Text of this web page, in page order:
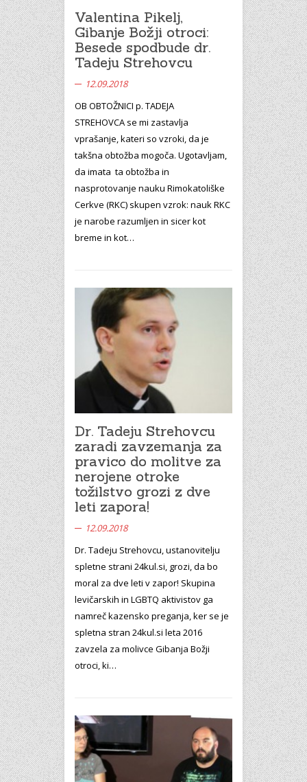
Valentina Pikelj,
Gibanje Božji otroci:
Besede spodbude dr.
Tadeju Strehovcu
12.09.2018
OB OBTOŽNICI p. TADEJA
STREHOVCA se mi zastavlja
vprašanje, kateri so vzroki, da je
takšna obtožba mogoča. Ugotavljam,
da imata ta obtožba in
nasprotovanje nauku Rimokatoliške
Cerkve (RKC) skupen vzrok: nauk RKC
je narobe razumljen in sicer kot
breme in kot…
Dr. Tadeju Strehovcu
zaradi zavzemanja za
pravico do molitve za
nerojene otroke
tožilstvo grozi z dve
leti zapora!
12.09.2018
Dr. Tadeju Strehovcu, ustanovitelju
spletne strani 24kul.si, grozi, da bo
moral za dve leti v zapor! Skupina
levičarskih in LGBTQ aktivistov ga
namreč kazensko preganja, ker se je
spletna stran 24kul.si leta 2016
zavzela za molivce Gibanja Božji
otroci, ki…